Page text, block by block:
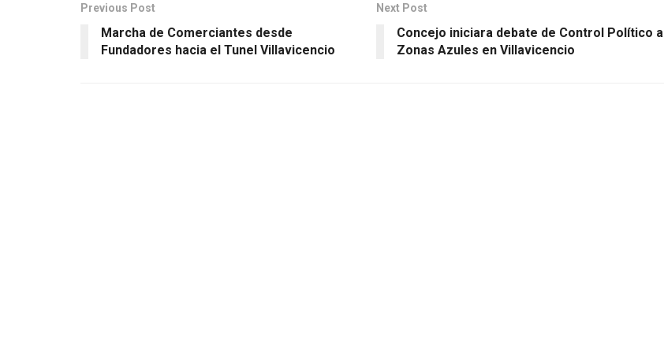
Previous Post
Marcha de Comerciantes desde
Fundadores hacia el Tunel Villavicencio
Next Post
Concejo iniciara debate de Control Político a
Zonas Azules en Villavicencio